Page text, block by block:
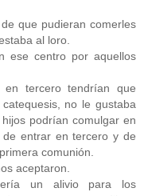
que pudieran comerles
al loro.
ese centro por aquellos
tercero tendrían que
no le gustaba
podrían comulgar en
entrar en tercero y de
comunión.
aceptaron.
un alivio para los